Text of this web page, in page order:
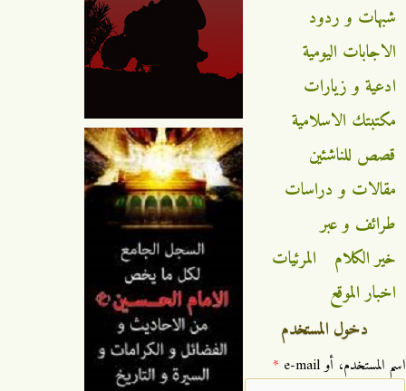
شبهات و ردود
الاجابات اليومية
ادعية و زيارات
مكتبتك الاسلامية
قصص للناشئين
مقالات و دراسات
طرائف و عبر
خير الكلام
المرئيات
اخبار الموقع
دخول المستخدم
‏اسم المستخدم، أو e-mail ‏ *